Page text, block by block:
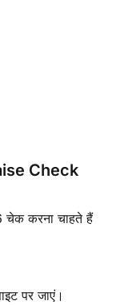
Check
करना चाहते हैं
पर जाएं।